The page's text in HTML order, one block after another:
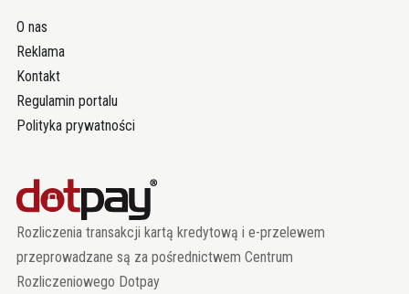
O nas
Reklama
Kontakt
Regulamin portalu
Polityka prywatności
Rozliczenia transakcji kartą kredytową i e-przelewem
przeprowadzane są za pośrednictwem Centrum
Rozliczeniowego Dotpay